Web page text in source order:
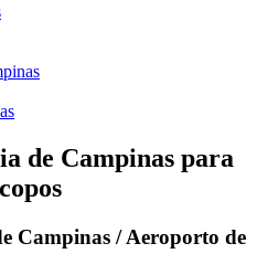
de Campinas para
Campinas / Aeroporto de